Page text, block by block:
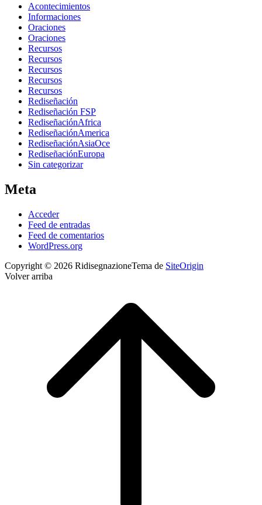
Acontecimientos
Informaciones
Oraciones
Oraciones
Recursos
Recursos
Recursos
Recursos
Recursos
Rediseñación
Rediseñación FSP
RediseñaciónAfrica
RediseñaciónAmerica
RediseñaciónAsiaOce
RediseñaciónEuropa
Sin categorizar
Meta
Acceder
Feed de entradas
Feed de comentarios
WordPress.org
Copyright © 2026 RidisegnazioneTema de SiteOrigin
Volver arriba